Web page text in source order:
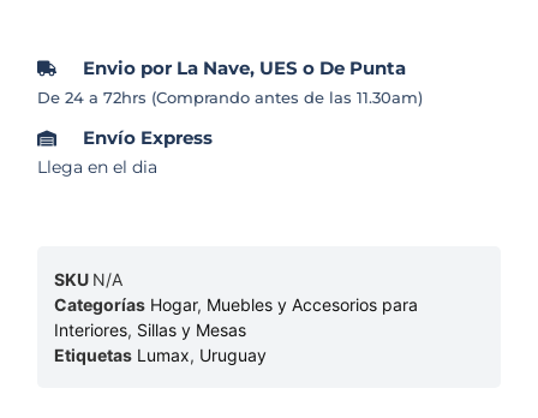
Envio por La Nave, UES o De Punta
De 24 a 72hrs (Comprando antes de las 11.30am)
Envío Express
Llega en el dia
SKU N/A
Categorías Hogar, Muebles y Accesorios para
Interiores, Sillas y Mesas
Etiquetas Lumax, Uruguay